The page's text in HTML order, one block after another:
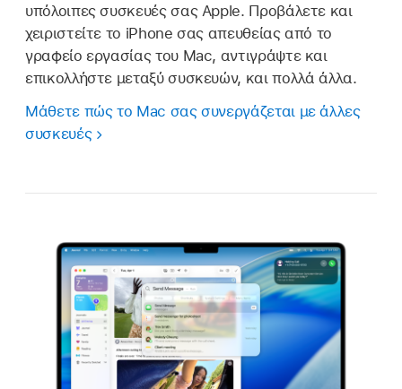
υπόλοιπες συσκευές σας Apple. Προβάλετε και
χειριστείτε το iPhone σας απευθείας από το
γραφείο εργασίας του Mac, αντιγράψτε και
επικολλήστε μεταξύ συσκευών, και πολλά άλλα.
Μάθετε πώς το Mac σας συνεργάζεται με άλλες
συσκευές